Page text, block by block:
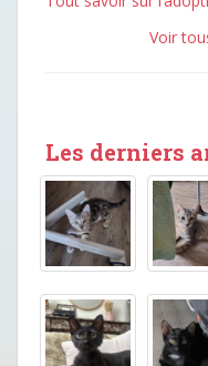
Voir
Les derniers